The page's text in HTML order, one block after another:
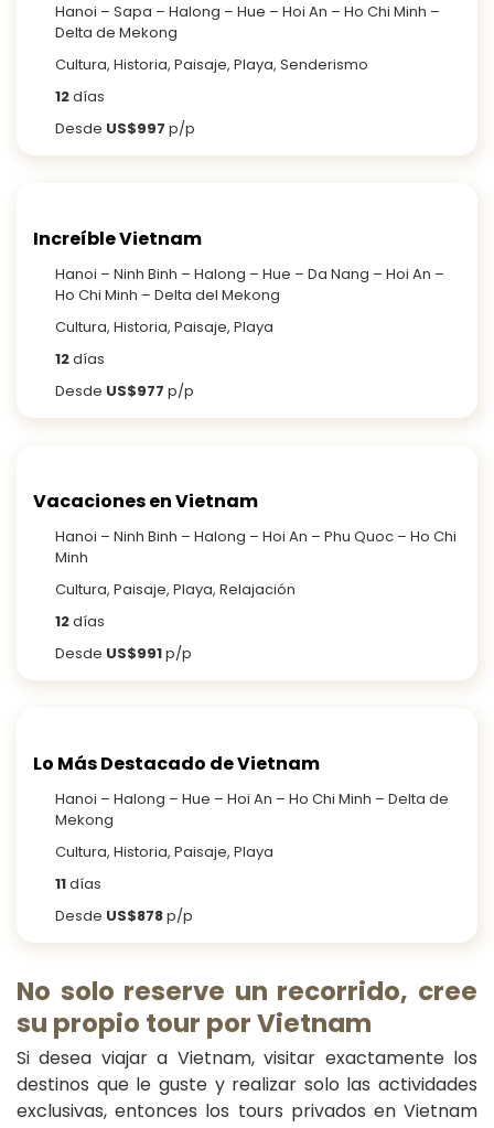
Hanoi – Sapa – Halong – Hue – Hoi An – Ho Chi Minh –
Delta de Mekong
Cultura, Historia, Paisaje, Playa, Senderismo
12días
Desde US$997 p/p
Increíble Vietnam
Hanoi – Ninh Binh – Halong – Hue – Da Nang – Hoi An –
Ho Chi Minh – Delta del Mekong
Cultura, Historia, Paisaje, Playa
12días
Desde US$977 p/p
Vacaciones en Vietnam
Hanoi – Ninh Binh – Halong – Hoi An – Phu Quoc – Ho Chi
Minh
Cultura, Paisaje, Playa, Relajación
12días
Desde US$991p/p
Lo Más Destacado de Vietnam
Hanoi – Halong – Hue – Hoi An – Ho Chi Minh – Delta de
Mekong
Cultura, Historia, Paisaje, Playa
11días
Desde US$878p/p
No solo reserve un recorrido, cree
su propio tour por Vietnam
Si desea viajar a Vietnam, visitar exactamente los
destinos que le guste y realizar solo las actividades
exclusivas, entonces los tours privados en Vietnam